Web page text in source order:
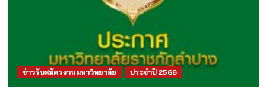
ข่าวรับสมัครงานมหาวิทยาลัย ประจำปี 2566